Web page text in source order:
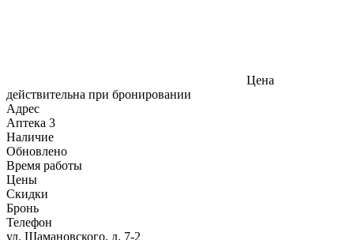
Цена
действительна при бронировании
Адрес
Аптека 3
Наличие
Обновлено
Время работы
Цены
Скидки
Бронь
Телефон
ул. Шамановского, д. 7-2